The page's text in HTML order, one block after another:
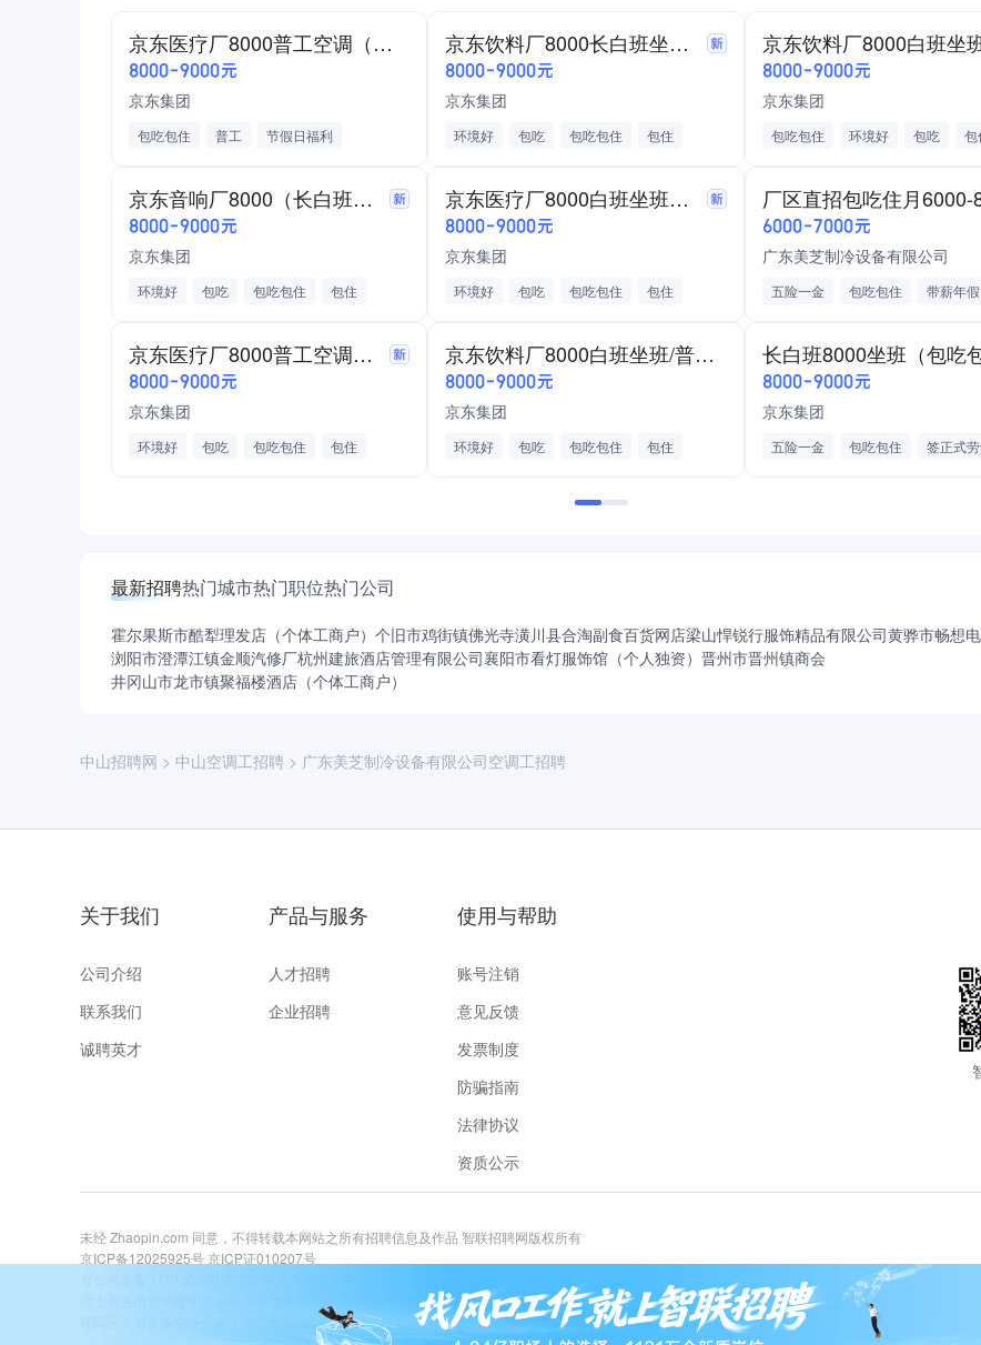
空调、热水器、独立卫生间、干净整洁
宿舍宽敞明亮，住着舒心又安心。空调工
包吃包住
三餐免费，饭菜可口、营养均衡
福利待遇好
工资准时发放，工时稳定，节假日福利
车间干净整洁、管理人性化，长白班，坐班，上
班可以带手机，不用穿无尘服
工厂直招，到厂里面试
京东医疗厂8000普工空调（包吃住）直招
8000-9000元
京东集团
包吃包住 普工
节假日福利
京东饮料厂8000长白班坐班（直招）普工空调
8000-9000元
京东集团
环境好 包吃 包吃包住
包住
8000-9000元
京东集团
包吃包住 环境好 包吃
包
京东音响厂8000（长白班坐班）普工空调
8000-9000元
京东集团
环境好 包吃 包吃包住
包住
京东医疗厂8000白班坐班（普工空调）直招
8000-9000元
京东集团
环境好 包吃 包吃包住
包住
厂区直招包吃住月6000-
6000-7000元
广东美芝制冷设备有限公司
五险一金 包吃包住
带薪年假
家电批发/零售/贸易
带薪培训
工作轻松
准时发工资
京东医疗厂8000普工空调（包吃住）直招
8000-9000元
京东集团
环境好 包吃 包吃包住
包住
京东饮料厂8000白班坐班/普工空调
8000-9000元
京东集团
环境好 包吃 包吃包住
包住
8000-9000元
京东集团
五险一金 包吃包住
签正式
最新招聘热门城市热门职位热门公司
霍尔果斯市酷犁理发店（个体工商户） 个旧市鸡街镇佛光寺潢川县合淘副食百货网店梁山悍锐行服饰精品有限公司黄骅市畅想
浏阳市澄潭江镇金顺汽修厂杭州建旅酒店管理有限公司襄阳市看灯服饰馆（个人独资） 晋州市晋州镇商会
井冈山市龙市镇聚福楼酒店（个体工商户）
中山招聘网 > 中山空调工招聘 > 广东美芝制冷设备有限公司空调工招聘
关于我们
公司介绍
联系我们
诚聘英才
产品与服务
人才招聘
企业招聘
使用与帮助
账号注销
意见反馈
发票制度
防骗指南
法律协议
资质公示
未经 Zhaopin.com 同意，不得转载本网站之所有招聘信息及作品 智联招聘网版权所有
京ICP备12025925号京ICP证010207号
违法不良信息举报电话:400-885-9898 关爱未成年举报热线:400-885-9898-3